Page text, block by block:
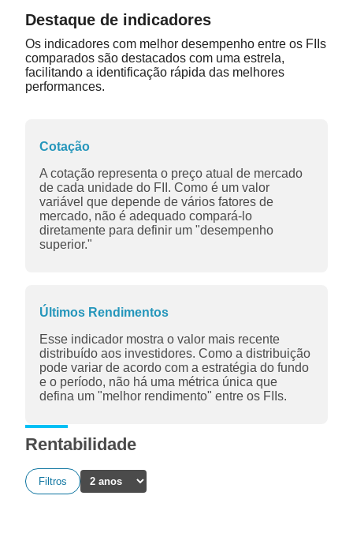
Destaque de indicadores
Os indicadores com melhor desempenho entre os FIIs
comparados são destacados com uma estrela,
facilitando a identificação rápida das melhores
performances.
Cotação
A cotação representa o preço atual de mercado
de cada unidade do FII. Como é um valor
variável que depende de vários fatores de
mercado, não é adequado compará-lo
diretamente para definir um "desempenho
superior."
Últimos Rendimentos
Esse indicador mostra o valor mais recente
distribuído aos investidores. Como a distribuição
pode variar de acordo com a estratégia do fundo
e o período, não há uma métrica única que
defina um "melhor rendimento" entre os FIIs.
Rentabilidade
Filtros